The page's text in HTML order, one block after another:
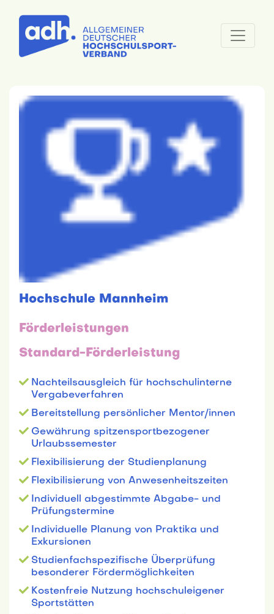
Hochschule Mannheim
Förderleistungen
Standard-Förderleistung
Nachteilsausgleich für hochschulinterne
Vergabeverfahren
Bereitstellung persönlicher Mentor/innen
Gewährung spitzensportbezogener
Urlaubssemester
Flexibilisierung der Studienplanung
Flexibilisierung von Anwesenheitszeiten
Individuell abgestimmte Abgabe- und
Prüfungstermine
Individuelle Planung von Praktika und
Exkursionen
Studienfachspezifische Überprüfung
besonderer Fördermöglichkeiten
Kostenfreie Nutzung hochschuleigener
Sportstätten